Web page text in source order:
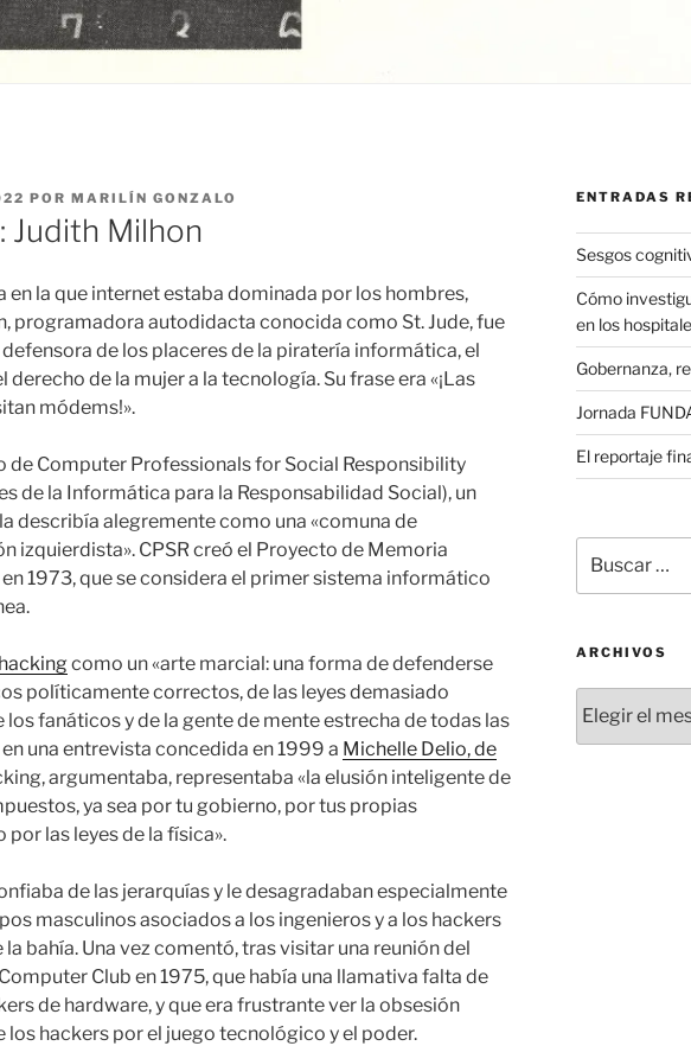
POR MARILÍN GONZALO
Judith Milhon
en la que internet estaba dominada por los hombres,
programadora autodidacta conocida como St. Jude, fue
de los placeres de la piratería informática, el
derecho de la mujer a la tecnología. Su frase era «¡Las
módems!».
de Computer Professionals for Social Responsibility
de la Informática para la Responsabilidad Social), un
describía alegremente como una «comuna de
izquierdista». CPSR creó el Proyecto de Memoria
1973, que se considera el primer sistema informático
como un «arte marcial: una forma de defenderse
políticamente correctos, de las leyes demasiado
los fanáticos y de la gente de mente estrecha de todas las
una entrevista concedida en 1999 a Michelle Delio, de
argumentaba, representaba «la elusión inteligente de
ya sea por tu gobierno, por tus propias
por las leyes de la física».
de las jerarquías y le desagradaban especialmente
masculinos asociados a los ingenieros y a los hackers
la bahía. Una vez comentó, tras visitar una reunión del
Club en 1975, que había una llamativa falta de
de hardware, y que era frustrante ver la obsesión
los hackers por el juego tecnológico y el poder.
ENTRADAS
Sesgos
Cómo
en los
Gobernanza,
Jornada
El reportaje
por:
ARCHIVOS